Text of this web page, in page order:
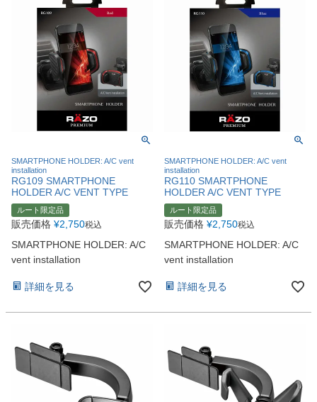
SMARTPHONE HOLDER: A/C vent
installation
RG109 SMARTPHONE
HOLDER A/C VENT TYPE
ルート限定品
販売価格 ¥2,750税込
SMARTPHONE HOLDER: A/C
vent installation
詳細を見る
SMARTPHONE HOLDER: A/C vent
installation
RG110 SMARTPHONE
HOLDER A/C VENT TYPE
ルート限定品
販売価格 ¥2,750税込
SMARTPHONE HOLDER: A/C
vent installation
詳細を見る